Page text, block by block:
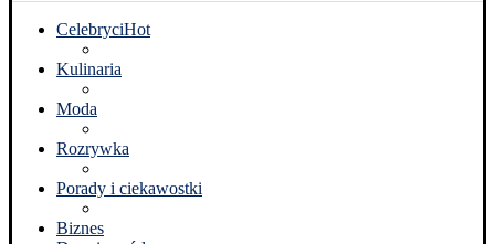
CelebryciHot
Kulinaria
Moda
Rozrywka
Porady i ciekawostki
Biznes